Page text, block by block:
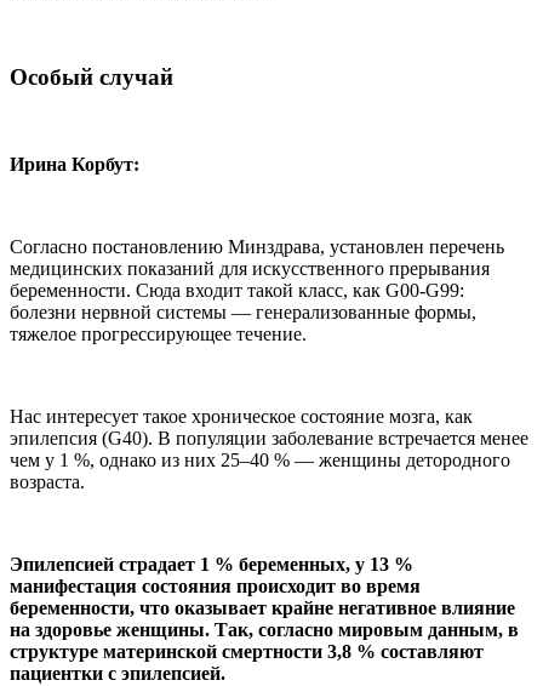
Особый случай
Ирина Корбут:
Согласно постановлению Минздрава, установлен перечень
медицинских показаний для искусственного прерывания
беременности. Сюда входит такой класс, как G00-G99:
болезни нервной системы — генерализованные формы,
тяжелое прогрессирующее течение.
Нас интересует такое хроническое состояние мозга, как
эпилепсия (G40). В популяции заболевание встречается менее
чем у 1 %, однако из них 25–40 % — женщины детородного
возраста.
Эпилепсией страдает 1 % беременных, у 13 %
манифестация состояния происходит во время
беременности, что оказывает крайне негативное влияние
на здоровье женщины. Так, согласно мировым данным, в
структуре материнской смертности 3,8 % составляют
пациентки с эпилепсией.